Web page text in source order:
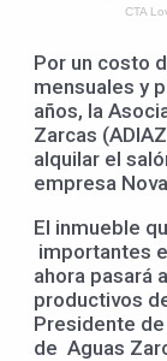
Por un costo
mensuales y
años, la
Zarcas
alquilar el
empresa
El inmueble
importantes
ahora pasará
productivos
Presidente
de Aguas